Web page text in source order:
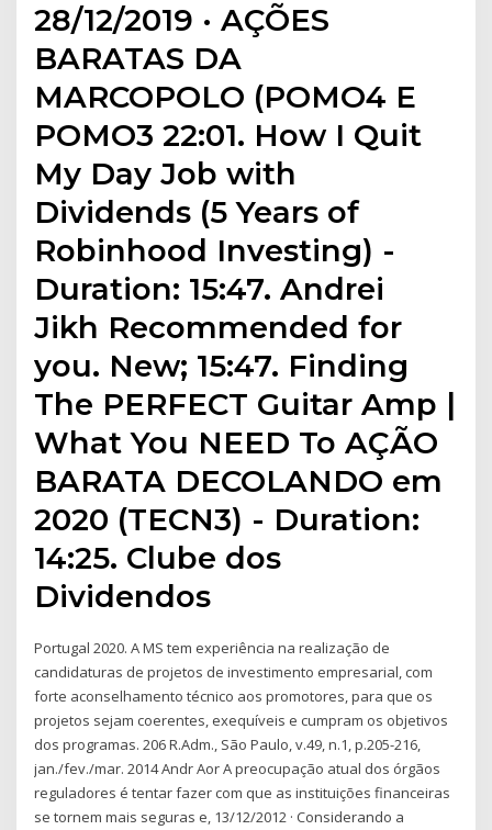
28/12/2019 · AÇÕES
BARATAS DA
MARCOPOLO (POMO4 E
POMO3 22:01. How I Quit
My Day Job with
Dividends (5 Years of
Robinhood Investing) -
Duration: 15:47. Andrei
Jikh Recommended for
you. New; 15:47. Finding
The PERFECT Guitar Amp |
What You NEED To AÇÃO
BARATA DECOLANDO em
2020 (TECN3) - Duration:
14:25. Clube dos
Dividendos
Portugal 2020. A MS tem experiência na realização de
candidaturas de projetos de investimento empresarial, com
forte aconselhamento técnico aos promotores, para que os
projetos sejam coerentes, exequíveis e cumpram os objetivos
dos programas. 206 R.Adm., São Paulo, v.49, n.1, p.205-216,
jan./fev./mar. 2014 Andr Aor A preocupação atual dos órgãos
reguladores é tentar fazer com que as instituições financeiras
se tornem mais seguras e, 13/12/2012 · Considerando a